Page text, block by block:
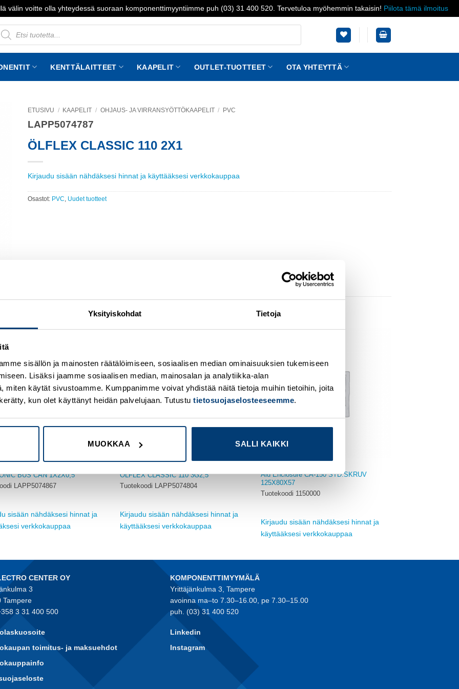
Yksityiskohdat Tietoja
sisällön ja mainosten räätälöimiseen, sosiaalisen median ominaisuuksien tukemiseen
Lisäksi jaamme sosiaalisen median, mainosalan ja analytiikka-alan
miten käytät sivustoamme. Kumppanimme voivat yhdistää näitä tietoja muihin tietoihin, joita
kun olet käyttänyt heidän palvelujaan. Tutustu tietosuojaselosteeseemme.
MUOKKAA SALLI KAIKKI
välin voitte olla yhteydessä suoraan komponenttimyyntiimme puh (03) 31 400 520. Tervetuloa myöhemmin takaisin! Piilota tämä ilmoitus
KENTTÄLAITTEET KAAPELIT OUTLET-TUOTTEET OTA YHTEYTTÄ
ETUSIVU / KAAPELIT / OHJAUS- JA VIRRANSYÖTTÖKAAPELIT / PVC
LAPP5074787
ÖLFLEX CLASSIC 110 2X1
Kirjaudu sisään nähdäksesi hinnat ja käyttääksesi verkkokauppaa
Osastot: PVC Uudet tuotteet
wishlist
BUS CAN 1X2X0,5
LAPP5074867
sisään nähdäksesi hinnat ja
verkkokauppaa
wishlist
ÖLFLEX CLASSIC 110 3G2,5
Tuotekoodi LAPP5074804
Kirjaudu sisään nähdäksesi hinnat ja
käyttääksesi verkkokauppaa
Alu Enclosure CA-150 STD.SKRUV
125X80X57
Tuotekoodi 1150000
Kirjaudu sisään nähdäksesi hinnat ja
käyttääksesi verkkokauppaa
CENTER OY
3
Tampere
3 31 400 500
toimitus- ja maksuehdot
KOMPONENTTIMYYMÄLÄ
Yrittäjänkulma 3, Tampere
avoinna ma–to 7.30–16.00, pe 7.30–15.00
puh. (03) 31 400 520
Linkedin
Instagram